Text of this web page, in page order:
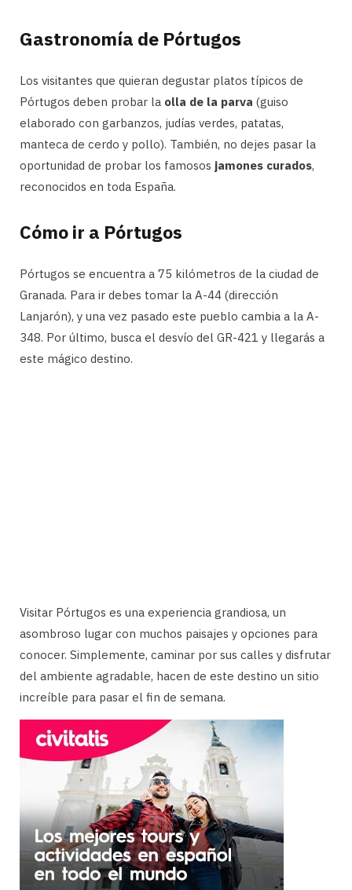
Gastronomía de Pórtugos
Los visitantes que quieran degustar platos típicos de
Pórtugos deben probar la olla de la parva (guiso
elaborado con garbanzos, judías verdes, patatas,
manteca de cerdo y pollo). También, no dejes pasar la
oportunidad de probar los famosos jamones curados,
reconocidos en toda España.
Cómo ir a Pórtugos
Pórtugos se encuentra a 75 kilómetros de la ciudad de
Granada. Para ir debes tomar la A-44 (dirección
Lanjarón), y una vez pasado este pueblo cambia a la A-
348. Por último, busca el desvío del GR-421 y llegarás a
este mágico destino.
Visitar Pórtugos es una experiencia grandiosa, un
asombroso lugar con muchos paisajes y opciones para
conocer. Simplemente, caminar por sus calles y disfrutar
del ambiente agradable, hacen de este destino un sitio
increíble para pasar el fin de semana.